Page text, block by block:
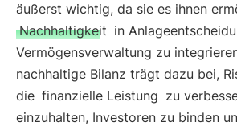
äußerst wichtig, da sie es ihnen
Nachhaltigkeit in
Vermögensverwaltung zu
nachhaltige Bilanz trägt dazu bei,
die finanzielle Leistung zu
einzuhalten, Investoren zu binden